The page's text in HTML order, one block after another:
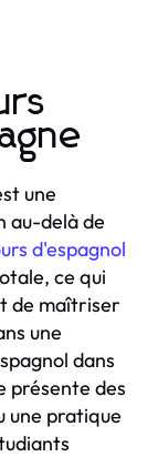
une
au-delà de
d'espagnol
ce qui
de maîtriser
une
dans
présente des
une pratique